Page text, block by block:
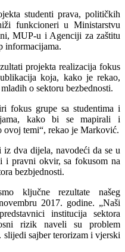
studenti prava, političkih
funkcioneri u Ministarstvu
MUP-u i Agenciji za zaštitu
informacijama.
projekta realizacija fokus
koja, kako je rekao,
o sektoru bezbednosti.
fokus grupe sa studentima i
kako bi se mapirali i
temi“, rekao je Marković.
dva dijela, navodeći da se u
i pravni okvir, sa fokusom na
bezbjednosti.
ključne rezultate našeg
2017. godine. „Naši
institucija sektora
rizik naveli su problem
sajber terorizam i vjerski